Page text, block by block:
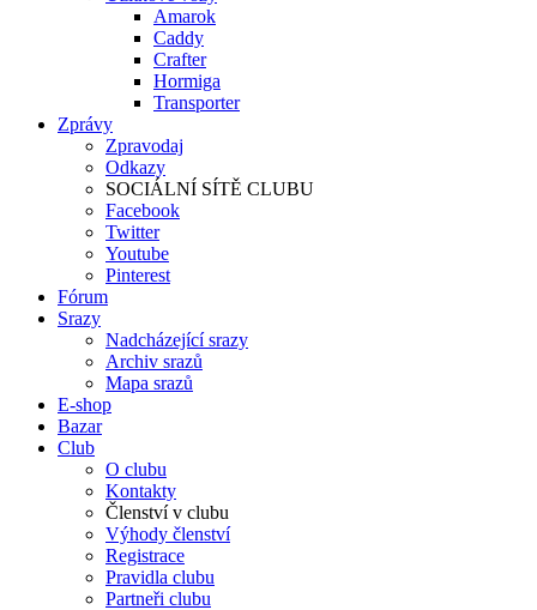
Amarok
Caddy
Crafter
Hormiga
Transporter
Zprávy
Zpravodaj
Odkazy
SOCIÁLNÍ SÍTĚ CLUBU
Facebook
Twitter
Youtube
Pinterest
Fórum
Srazy
Nadcházející srazy
Archiv srazů
Mapa srazů
E-shop
Bazar
Club
O clubu
Kontakty
Členství v clubu
Výhody členství
Registrace
Pravidla clubu
Partneři clubu